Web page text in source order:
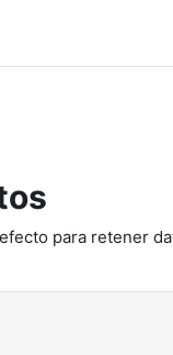
para retener